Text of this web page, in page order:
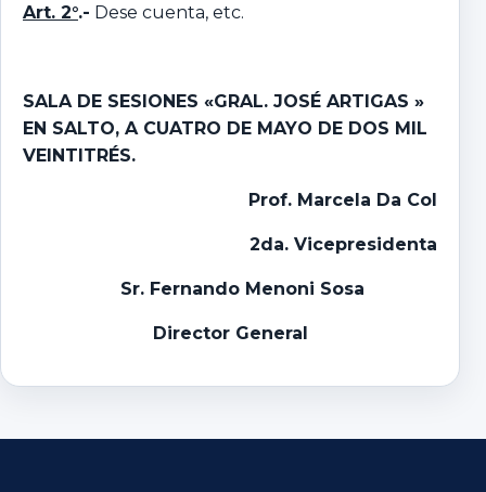
Art. 2°.- Dese cuenta, etc.
SALA DE SESIONES «GRAL. JOSÉ ARTIGAS »
EN SALTO, A CUATRO DE MAYO DE DOS MIL
VEINTITRÉS.
Prof. Marcela Da Col
2da. Vicepresidenta
Sr. Fernando Menoni Sosa
Director General